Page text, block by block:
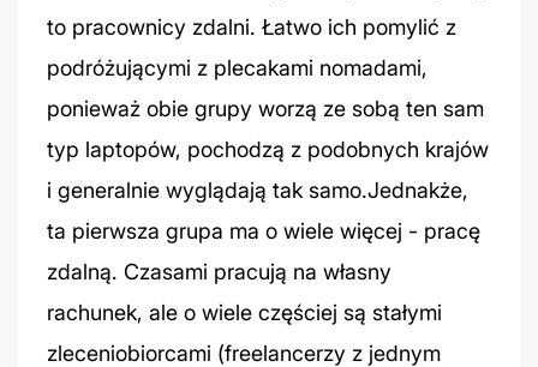
to pracownicy zdalni. Łatwo ich pomylić z
podróżującymi z plecakami nomadami,
ponieważ obie grupy worzą ze sobą ten sam
typ laptopów, pochodzą z podobnych krajów
i generalnie wyglądają tak samo.Jednakże,
ta pierwsza grupa ma o wiele więcej - pracę
zdalną. Czasami pracują na własny
rachunek, ale o wiele częściej są stałymi
zleceniobiorcami (freelancerzy z jednym